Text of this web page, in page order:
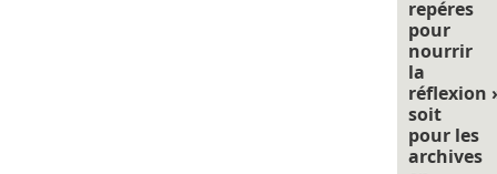
repéres
pour
nourrir
la
réflexion
soit
pour les
archives